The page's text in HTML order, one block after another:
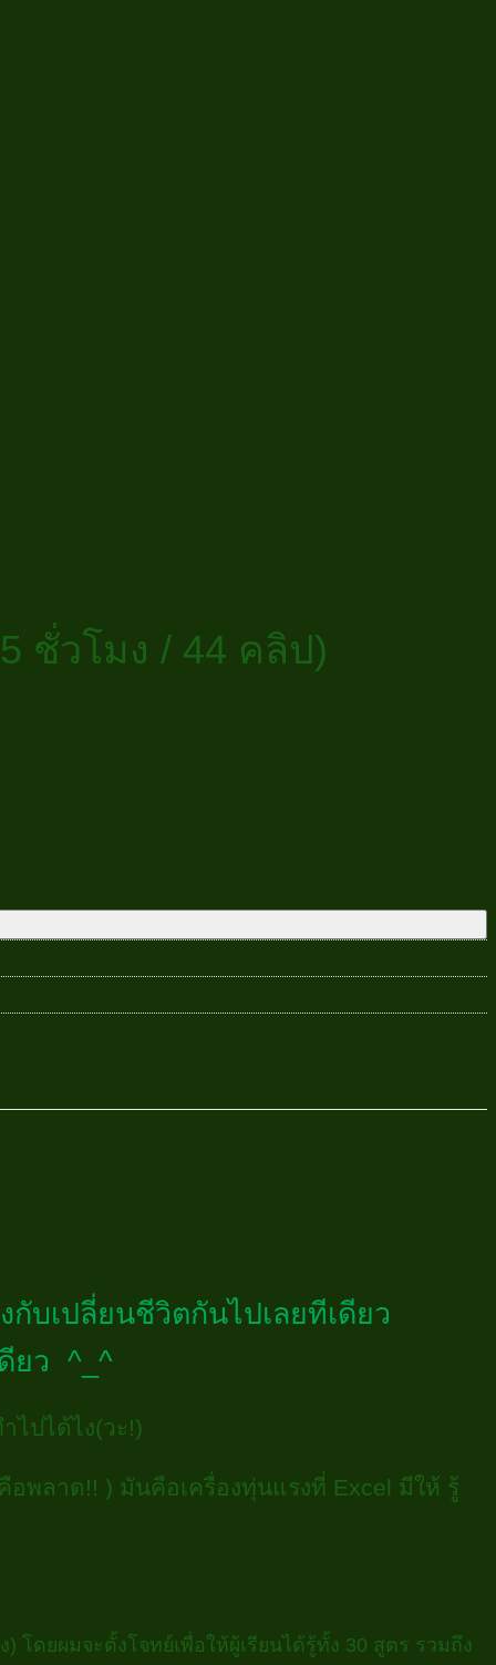
ชั่วโมง / 44 คลิป)
บเปลี่ยนชีวิตกันไปเลยทีเดียว
ยว ^_^
ไปได้ไง(วะ!)
พลาด!! ) มันคือเครื่องทุ่นแรงที่ Excel มีให้ รู้
โดยผมจะตั้งโจทย์เพื่อให้ผู้เรียนได้รู้ทั้ง 30 สูตร รวมถึง